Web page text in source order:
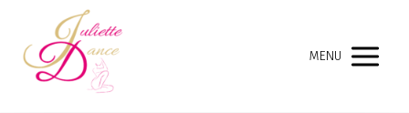
MENU